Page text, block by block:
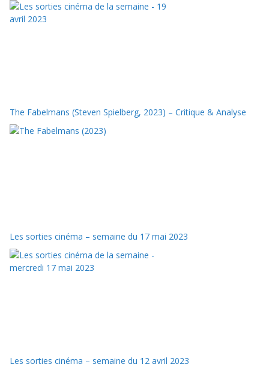
The Fabelmans (Steven Spielberg, 2023) – Critique & Analyse
Les sorties cinéma – semaine du 17 mai 2023
Les sorties cinéma – semaine du 12 avril 2023